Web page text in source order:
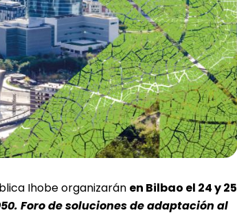
Ihobe organizarán en Bilbao el 24 y 25
Foro de soluciones de adaptación al